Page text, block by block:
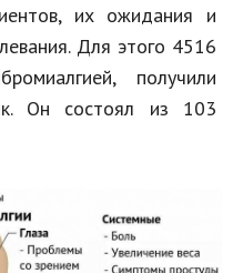
их ожидания и
Для этого 4516
, получили
Он состоял из 103